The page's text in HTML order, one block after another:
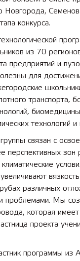
Новгорода,
конкурса.
из 70
предприятий и
для
транспорта,
технологий
связан с
перспективных
различных
проблемами. Мы
которая
проекта
программы из
№2